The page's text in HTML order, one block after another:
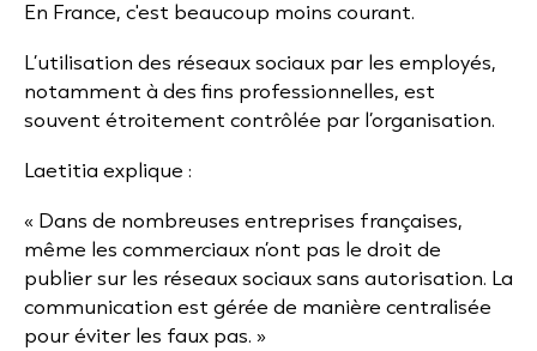
En France, c'est beaucoup moins courant.
L’utilisation des réseaux sociaux par les employés,
notamment à des fins professionnelles, est
souvent étroitement contrôlée par l’organisation.
Laetitia explique :
« Dans de nombreuses entreprises françaises,
même les commerciaux n’ont pas le droit de
publier sur les réseaux sociaux sans autorisation. La
communication est gérée de manière centralisée
pour éviter les faux pas. »